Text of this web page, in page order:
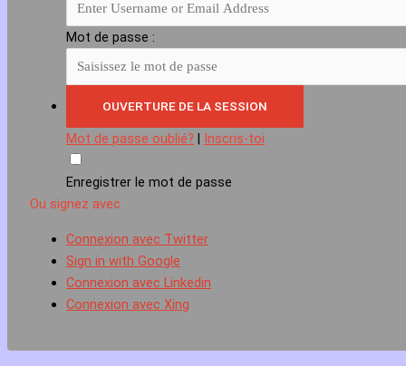
Mot de passe :
Mot de passe oublié? Inscris-toi
Enregistrer le mot de passe
Ou signez avec
Connexion avec Twitter
Sign in with Google
Connexion avec Linkedin
Connexion avec Xing